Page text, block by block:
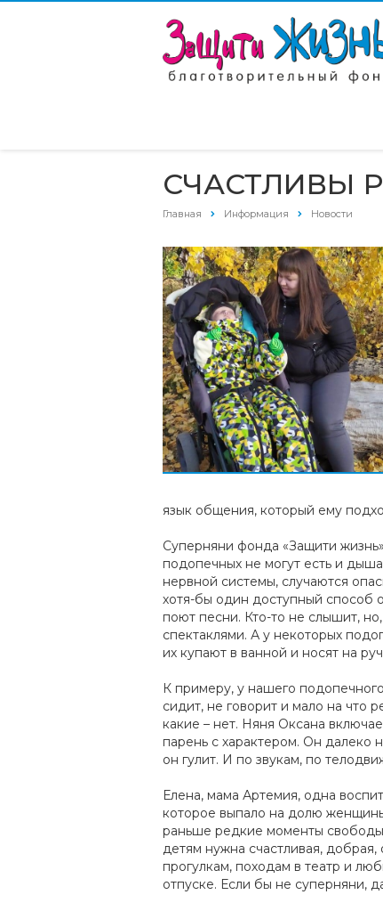
СЧАСТЛИВЫ
Главная Информация Новости
язык общения, который ему
Суперняни фонда «Защити
подопечных не могут есть и
нервной системы, случаются
хотя-бы один доступный способ
поют песни. Кто-то не слышит,
спектаклями. А у некоторых
их купают в ванной и носят на
К примеру, у нашего
сидит, не говорит и мало на что
какие – нет. Няня Оксана
парень с характером. Он далеко
он гулит. И по звукам, по
Елена, мама Артемия, одна
которое выпало на долю
раньше редкие моменты свободы
детям нужна счастливая,
прогулкам, походам в театр и
отпуске. Если бы не суперняни,